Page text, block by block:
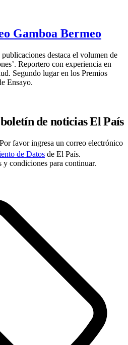
Gamboa Bermeo
destaca el volumen de
Reportero con experiencia en
Segundo lugar en los Premios
Ensayo.
de noticias El País
Por favor ingresa un correo electrónico
de Datos de El País.
y condiciones para continuar.